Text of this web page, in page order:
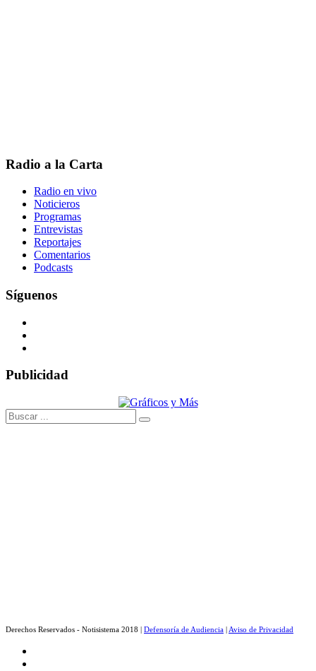
Radio a la Carta
Radio en vivo
Noticieros
Programas
Entrevistas
Reportajes
Comentarios
Podcasts
Síguenos
Publicidad
Derechos Reservados - Notisistema 2018 | Defensoría de Audiencia | Aviso de Privacidad